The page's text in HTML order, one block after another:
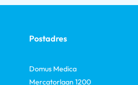
Postadres
Domus Medica
Mercatorlaan 1200